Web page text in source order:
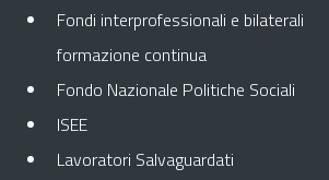
Fondi interprofessionali e bilaterali
formazione continua
Fondo Nazionale Politiche Sociali
ISEE
Lavoratori Salvaguardati